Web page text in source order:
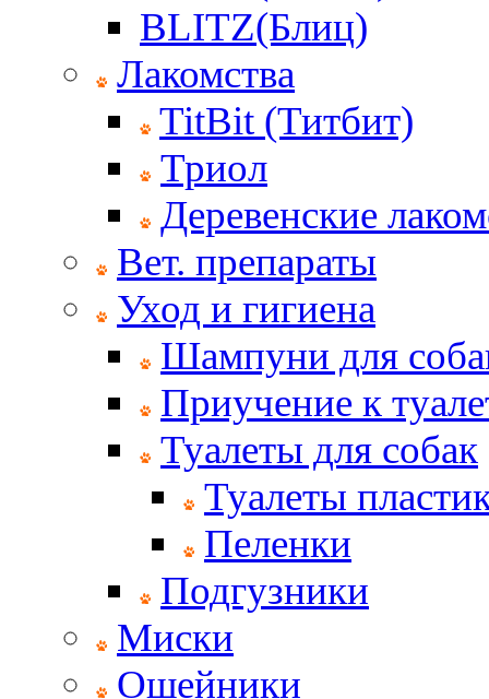
BLITZ(Блиц)
Лакомства
TitBit (Титбит)
Триол
Деревенские
Вет. препараты
Уход и гигиена
Шампуни для
Приучение к
Туалеты для собак
Туалеты
Пеленки
Подгузники
Миски
Ошейники